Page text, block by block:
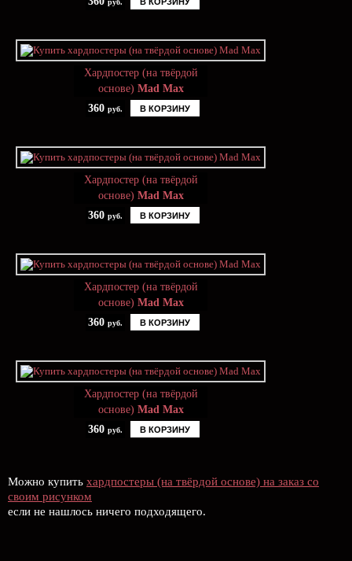
руб.
Хардпостер (на твёрдой
основе) Mad Max
360 руб. В КОРЗИНУ
Хардпостер (на твёрдой
основе) Mad Max
360 руб. В КОРЗИНУ
Хардпостер (на твёрдой
основе) Mad Max
360 руб. В КОРЗИНУ
Хардпостер (на твёрдой
основе) Mad Max
360 руб. В КОРЗИНУ
Можно купить хардпостеры (на твёрдой основе) на заказ со
своим рисунком
если не нашлось ничего подходящего.